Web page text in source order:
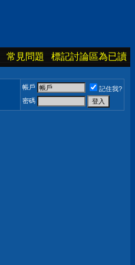
常見問題 標記討論區為已讀
帳戶
記住我?
密碼